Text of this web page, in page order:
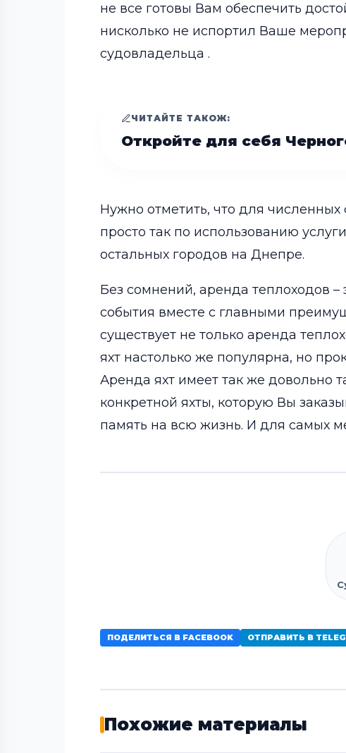
не все готовы Вам обеспечить
нисколько не испортил Ваше
судовладельца .
ЧИТАЙТЕ ТАКОЖ:
Откройте для себя
Нужно отметить, что для
просто так по использованию
остальных городов на Днепре.
Без сомнений, аренда теплоходов
события вместе с главными
существует не только аренда
яхт настолько же популярна, но
Аренда яхт имеет так же довольно
конкретной яхты, которую Вы
память на всю жизнь. И для самых
ПОДЕЛИТЬСЯ В FACEBOOK ОТПРАВИТЬ В
Похожие материалы